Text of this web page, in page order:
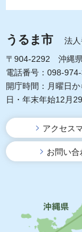
うるま市
法
〒904-2292 沖縄
電話番号：098-974-
開庁時間：月曜日
日・年末年始12月
アクセス
お問い合